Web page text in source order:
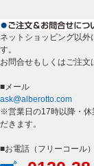
ネットショッピング以外
す。
お問合せもしくはご注文
■メール
ask@alberotto.com
※営業日の17時以降・休
だきます。
■お電話（フリーコール）